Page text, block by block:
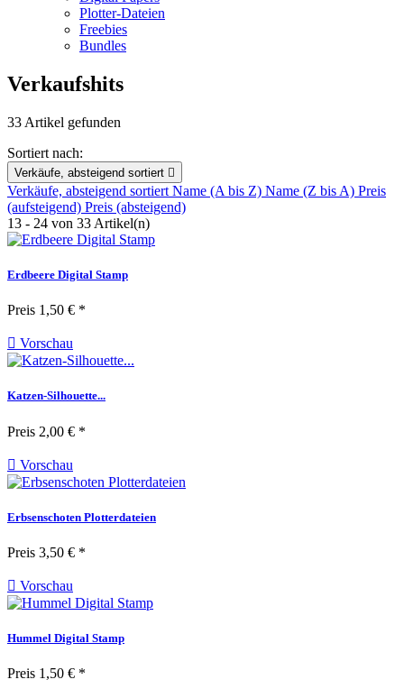
Plotter-Dateien
Freebies
Bundles
Verkaufshits
33 Artikel gefunden
Sortiert nach:
Verkäufe, absteigend sortiert 
Verkäufe, absteigend sortiert Name (A bis Z) Name (Z bis A) Preis
(aufsteigend) Preis (absteigend)
13 - 24 von 33 Artikel(n)
Erdbeere Digital Stamp
Preis 1,50 € *
 Vorschau
Katzen-Silhouette...
Preis 2,00 € *
 Vorschau
Erbsenschoten Plotterdateien
Preis 3,50 € *
 Vorschau
Hummel Digital Stamp
Preis 1,50 € *